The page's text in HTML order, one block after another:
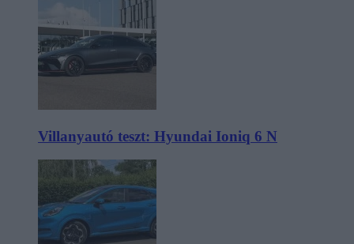
Villanyautó teszt: Hyundai Ioniq 6 N